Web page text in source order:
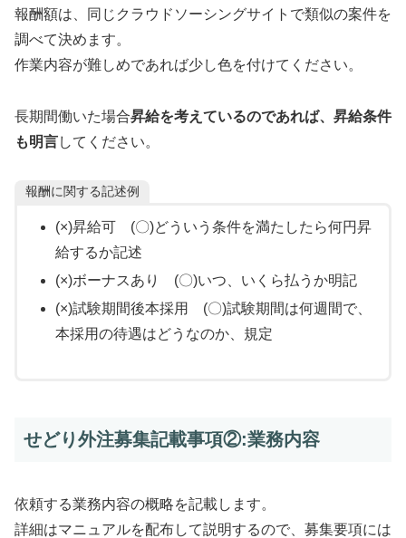
報酬額は、同じクラウドソーシングサイトで類似の案件を
調べて決めます。
作業内容が難しめであれば少し色を付けてください。
長期間働いた場合昇給を考えているのであれば、昇給条件
も明言してください。
報酬に関する記述例
(×)昇給可 (〇)どういう条件を満たしたら何円昇
給するか記述
(×)ボーナスあり (〇)いつ、いくら払うか明記
(×)試験期間後本採用 (〇)試験期間は何週間で、
本採用の待遇はどうなのか、規定
せどり外注募集記載事項②:業務内容
依頼する業務内容の概略を記載します。
詳細はマニュアルを配布して説明するので、募集要項には